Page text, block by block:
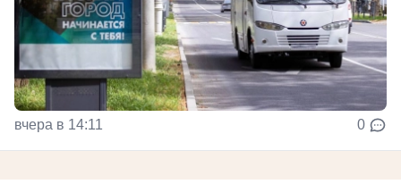
вчера в 14:11 0